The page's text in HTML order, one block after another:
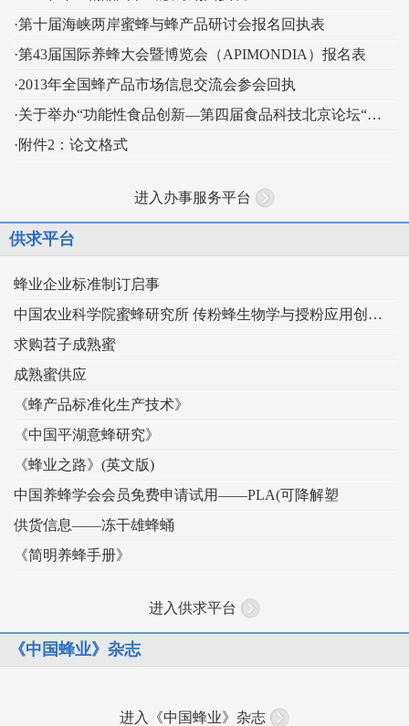
·第十届海峡两岸蜜蜂与蜂产品研讨会报名回执表
·第43届国际养蜂大会暨博览会（APIMONDIA）报名表
·2013年全国蜂产品市场信息交流会参会回执
·关于举办“功能性食品创新—第四届食品科技北京论坛“的通知
·附件2：论文格式
进入办事服务平台
供求平台
蜂业企业标准制订启事
中国农业科学院蜜蜂研究所 传粉蜂生物学与授粉应用创新团队
求购苕子成熟蜜
成熟蜜供应
《蜂产品标准化生产技术》
《中国平湖意蜂研究》
《蜂业之路》(英文版)
中国养蜂学会会员免费申请试用——PLA(可降解塑
供货信息——冻干雄蜂蛹
《简明养蜂手册》
进入供求平台
《中国蜂业》杂志
进入《中国蜂业》杂志